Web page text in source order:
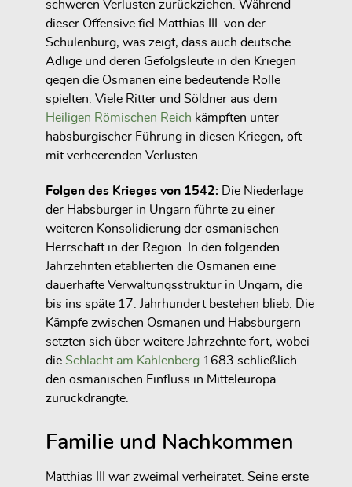
schweren Verlusten zurückziehen. Während
dieser Offensive fiel Matthias III. von der
Schulenburg, was zeigt, dass auch deutsche
Adlige und deren Gefolgsleute in den Kriegen
gegen die Osmanen eine bedeutende Rolle
spielten. Viele Ritter und Söldner aus dem
Heiligen Römischen Reich kämpften unter
habsburgischer Führung in diesen Kriegen, oft
mit verheerenden Verlusten.
Folgen des Krieges von 1542:
Die Niederlage
der Habsburger in Ungarn führte zu einer
weiteren Konsolidierung der osmanischen
Herrschaft in der Region. In den folgenden
Jahrzehnten etablierten die Osmanen eine
dauerhafte Verwaltungsstruktur in Ungarn, die
bis ins späte 17. Jahrhundert bestehen blieb. Die
Kämpfe zwischen Osmanen und Habsburgern
setzten sich über weitere Jahrzehnte fort, wobei
die Schlacht am Kahlenberg 1683 schließlich
den osmanischen Einfluss in Mitteleuropa
zurückdrängte.
Familie und Nachkommen
Matthias III war zweimal verheiratet. Seine erste